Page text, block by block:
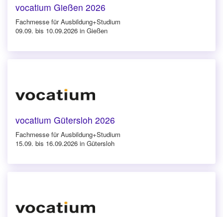
vocatium Gießen 2026
Fachmesse für Ausbildung+Studium
09.09. bis 10.09.2026 in Gießen
vocatium Gütersloh 2026
Fachmesse für Ausbildung+Studium
15.09. bis 16.09.2026 in Gütersloh